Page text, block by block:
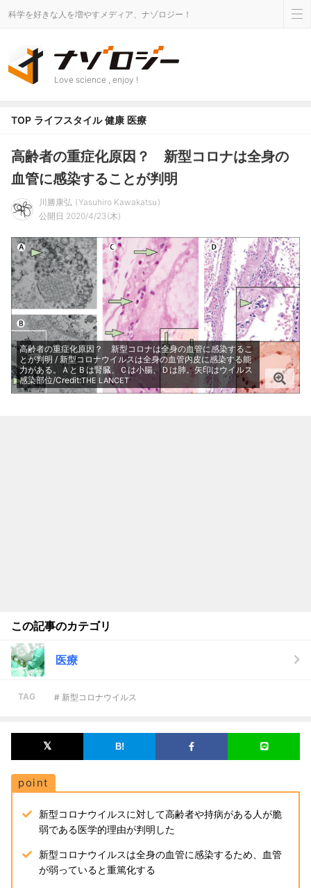
科学を好きな人を増やすメディア、ナゾロジー！
Love science , enjoy !
TOP ライフスタイル 健康 医療
高齢者の重症化原因？ 新型コロナは全身の
血管に感染することが判明
川勝康弘
Yasuhiro Kawakatsu
公開日 2020/4/23(木)
高齢者の重症化原因？ 新型コロナは全身の血管に感染するこ
とが判明 / 新型コロナウイルスは全身の血管内皮に感染する能
力がある。ＡとＢは腎臓、Ｃは小腸、Ｄは肺。矢印はウイルス
感染部位/Credit:THE LANCET
この記事のカテゴリ
医療
TAG # 新型コロナウイルス
point
新型コロナウイルスに対して高齢者や持病がある人が脆
弱である医学的理由が判明した
新型コロナウイルスは全身の血管に感染するため、血管
が弱っていると重篤化する